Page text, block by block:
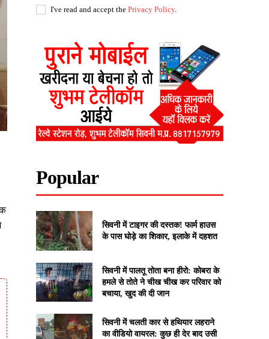
I've read and accept thePrivacy Policy.
Popular
सिवनी में टाइगर की दस्तक! फार्म हाउस
के पास घोड़े का शिकार, इलाके में दहशत
सिवनी में पालतू तोता बना हीरो: कोबरा के
हमले से तोते ने चीख चीख कर परिवार को
बचाया, खुद की दी जान
सिवनी में चलती कार से हथियार लहराने
का वीडियो वायरल: कुछ ही देर बाद उसी